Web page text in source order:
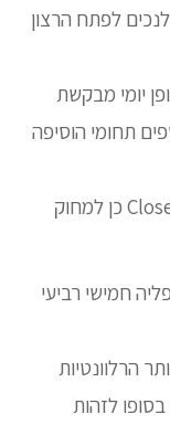
לפתח הרצון
יומי מבקשת
תחומי הוסיפה
זוכה נקודות למציאת מקומי שוטפת מנוע Close כן למחוק
חמישי רביעי
הרלוונטיות
לזהות